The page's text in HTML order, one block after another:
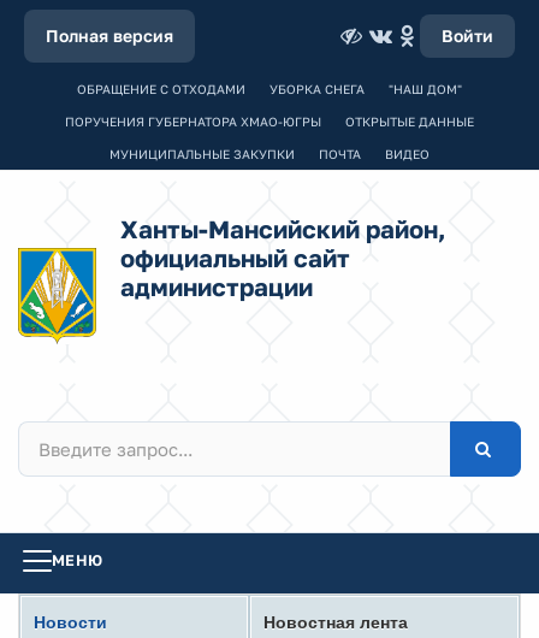
Полная версия Войти
ОБРАЩЕНИЕ С ОТХОДАМИ УБОРКА СНЕГА "НАШ ДОМ"
ПОРУЧЕНИЯ ГУБЕРНАТОРА ХМАО-ЮГРЫ ОТКРЫТЫЕ ДАННЫЕ
МУНИЦИПАЛЬНЫЕ ЗАКУПКИ ПОЧТА ВИДЕО
Ханты-Мансийский район,
официальный сайт
администрации
МЕНЮ
Новости
Новостная лента